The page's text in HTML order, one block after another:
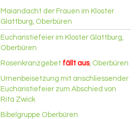
Maiandacht der Frauen im Kloster
Glattburg, Oberbüren
Eucharistiefeier im Kloster Glattburg,
Oberbüren
Rosenkranzgebet fällt aus, Oberbüren
Urnenbeisetzung mit anschliessender
Eucharistiefeier zum Abschied von
Rita Zwick
Bibelgruppe Oberbüren